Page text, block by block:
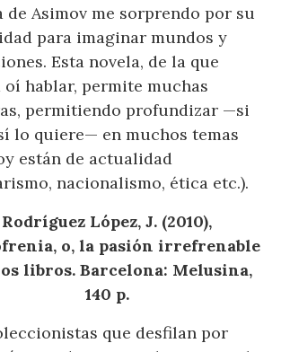
de Asimov me sorprendo por su
para imaginar mundos y
Esta novela, de la que
oí hablar, permite muchas
permitiendo profundizar —si
lo quiere— en muchos temas
están de actualidad
nacionalismo, ética etc.).
Rodríguez López, J. (2010),
o, la pasión irrefrenable
libros. Barcelona: Melusina,
140 p.
que desfilan por